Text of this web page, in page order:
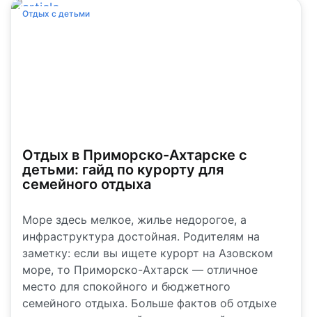
Отдых с детьми
Отдых в Приморско-Ахтарске с
детьми: гайд по курорту для
семейного отдыха
Море здесь мелкое, жилье недорогое, а
инфраструктура достойная. Родителям на
заметку: если вы ищете курорт на Азовском
море, то Приморско-Ахтарск — отличное
место для спокойного и бюджетного
семейного отдыха. Больше фактов об отдыхе